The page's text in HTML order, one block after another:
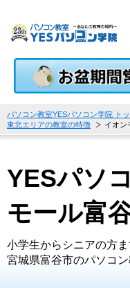
お
パソコン教室YESパソコン学院 ト
東北エリアの教室の特徴
イオン
YESパソ
モール富
小学生からシニアの方
宮城県富谷市のパソコン